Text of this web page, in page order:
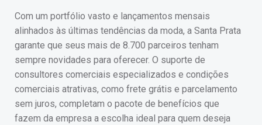
Com um portfólio vasto e lançamentos mensais
alinhados às últimas tendências da moda, a Santa Prata
garante que seus mais de 8.700 parceiros tenham
sempre novidades para oferecer. O suporte de
consultores comerciais especializados e condições
comerciais atrativas, como frete grátis e parcelamento
sem juros, completam o pacote de benefícios que
fazem da empresa a escolha ideal para quem deseja